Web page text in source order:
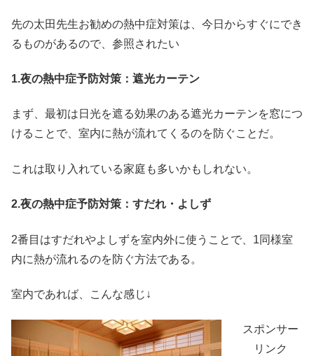
先の太田先生お勧めの熱中症対策は、今日からすぐにでき
るものがあるので、参照されたい
1.夜の熱中症予防対策：遮光カーテン
まず、最初は日光を遮る効果のある遮光カーテンを窓につ
けることで、室内に熱が流れてくるのを防ぐことだ。
これは取り入れている家庭も多いかもしれない。
2.夜の熱中症予防対策：すだれ・よしず
2番目はすだれやよしずを室内外に使うことで、1同様室
内に熱が流れるのを防ぐ方法である。
室内であれば、こんな感じ↓
スポンサー
リンク